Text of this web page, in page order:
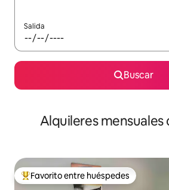
Salida
Buscar
Alquileres mensuales
Favorito entre huéspedes preferido
Favorito entre huéspedes